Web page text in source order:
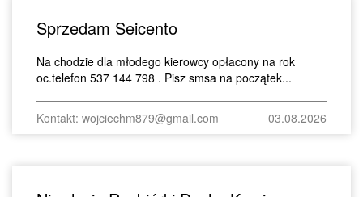
Sprzedam Seicento
Na chodzie dla młodego kierowcy opłacony na rok
oc.telefon 537 144 798 . Pisz smsa na początek...
Kontakt: wojciechm879@gmail.com 03.08.2026